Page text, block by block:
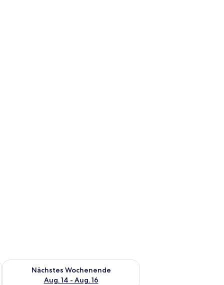
Aug. 7 - Aug. 9.
Nächstes Wochenende
Aug. 14 - Aug. 16
Überprüfe die Verfügbarkeit für nächstes Wochenende, Aug.